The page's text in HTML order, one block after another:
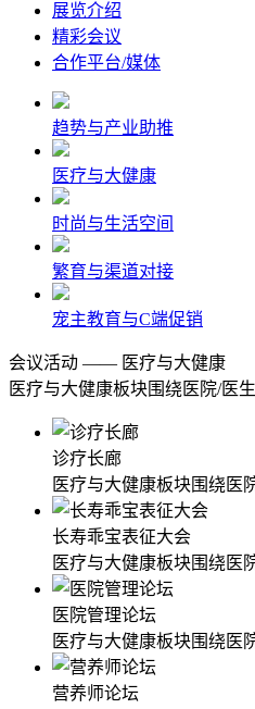
展览介绍
精彩会议
合作平台/媒体
趋势与产业助推
医疗与大健康
时尚与生活空间
繁育与渠道对接
宠主教育与C端促销
会议活动 —— 医疗与大健康
医疗与大健康板块围绕医院/医
诊疗长廊
医疗与大健康板块围绕医
长寿乖宝表征大会
医疗与大健康板块围绕医
医院管理论坛
医疗与大健康板块围绕医
营养师论坛